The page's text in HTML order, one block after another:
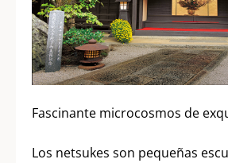
Fascinante microcosmos de
Los netsukes son pequeñas